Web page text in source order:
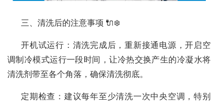
三、清洗后的注意事项 🔌❄️
开机试运行：清洗完成后，重新接通电源，开启空
调制冷模式运行一段时间，让冷热交换产生的冷凝水将
清洗剂带至各个角落，确保清洗彻底。
定期检查：建议每年至少清洗一次中央空调，特别